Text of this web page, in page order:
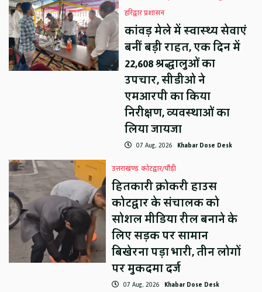
हरिद्वार प्रशासन
कांवड़ मेले में स्वास्थ्य सेवाएं
बनीं बड़ी राहत, एक दिन में
22,608 श्रद्धालुओं का
उपचार, सीडीओ ने
एमआरपी का किया
निरीक्षण, व्यवस्थाओं का
लिया जायजा
07 Aug, 2026 Khabar Dose Desk
उत्तराखण्ड कोटद्वार/पौड़ी
हितकारी क्रोकरी हाउस
कोटद्वार के संचालक को
सोशल मीडिया रील बनाने के
लिए सड़क पर सामान
बिखेरना पड़ा भारी, तीन लोगों
पर मुकदमा दर्ज
07 Aug, 2026 Khabar Dose Desk